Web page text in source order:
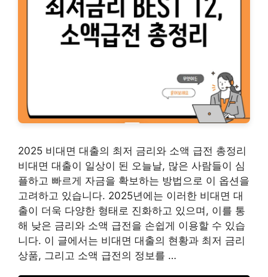
2025 비대면 대출의 최저 금리와 소액 급전 총정리
비대면 대출이 일상이 된 오늘날, 많은 사람들이 심
플하고 빠르게 자금을 확보하는 방법으로 이 옵션을
고려하고 있습니다. 2025년에는 이러한 비대면 대
출이 더욱 다양한 형태로 진화하고 있으며, 이를 통
해 낮은 금리와 소액 급전을 손쉽게 이용할 수 있습
니다. 이 글에서는 비대면 대출의 현황과 최저 금리
상품, 그리고 소액 급전의 정보를 …